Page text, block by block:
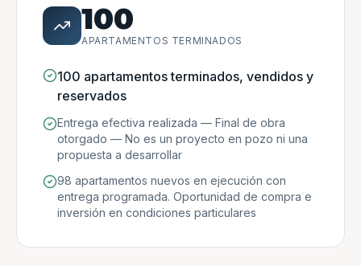
100
APARTAMENTOS TERMINADOS
100 apartamentos terminados, vendidos y
reservados
Entrega efectiva realizada — Final de obra
otorgado — No es un proyecto en pozo ni una
propuesta a desarrollar
98 apartamentos nuevos en ejecución con
entrega programada. Oportunidad de compra e
inversión en condiciones particulares